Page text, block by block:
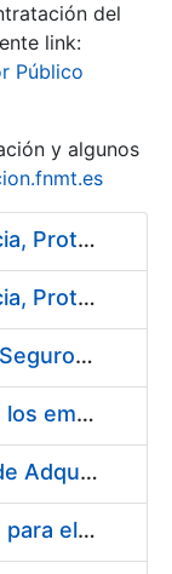
del
link:
Público
y algunos
Servicio de Seguridad (Vigilancia, Protección y Control) en los centros de la FNMT-RCM en Burgos
Servicio de Seguridad (Vigilancia, Protección y Control) en los centros de la FNMT-RCM en Madrid
Contratación de una Póliza de Seguro Colectivo de Asistencia Sanitaria para la Fábrica Nacional de Moneda y Timbre – Real Casa de la Moneda
Contratación de Servicios para los empleados de la Fábrica Nacional de Moneda y Timbre-Real Casa de la Moneda para el año 2020, en ejecución de la sentencia número 511/2020 de la Sala de lo Social del Tribunal Supremo (Cesta de Navidad)
Contratación de los Servicios de Adquisición, Renovación y Mantenimiento de Licencias Software de Ofimática ( 2 lotes)
Suscripción de Acuerdo Marco para el Suministro de Material de Acero Inoxidable de la Entidad Pública Empresarial Fábrica Nacional de Moneda y Timbre-Real Casa de la Moneda (FNMT-RCM)